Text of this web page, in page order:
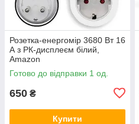
Розетка-енергомір 3680 Вт 16
А з РК-дисплеєм білий,
Amazon
Готово до відправки 1 од.
650 ₴
Купити